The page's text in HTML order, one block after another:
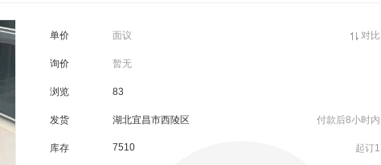
单价 面议 对比
询价 暂无
浏览 83
发货 湖北宜昌市西陵区 付款后8小时内
库存 7510 起订1